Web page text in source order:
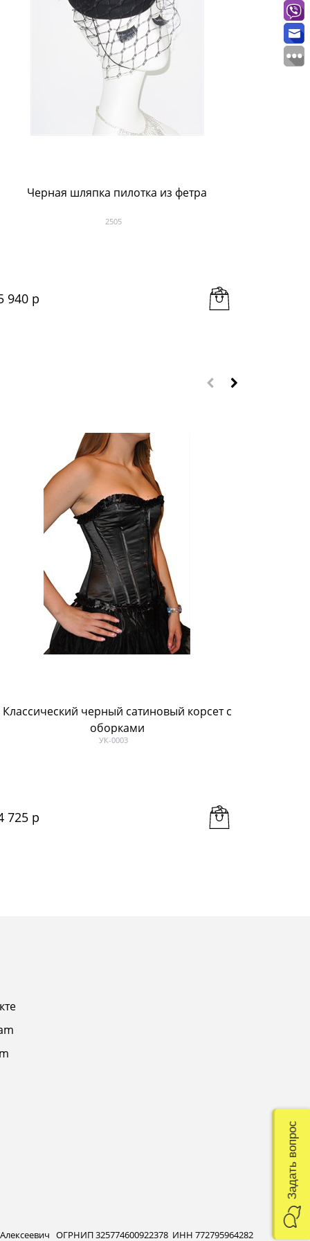
Черная шляпка пилотка из фетра
2505
940 р
Классический черный сатиновый корсет с
оборками
УК-0003
725 р
ОГРНИП 325774600922378 ИНН 772795964282
Задать вопрос